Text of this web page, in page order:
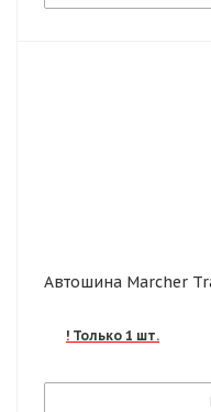
Автошина Marcher
! Только 1 шт.